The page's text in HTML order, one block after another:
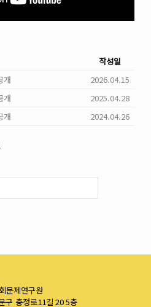
작성일
개
2026.04.15
개
2025.04.28
개
2024.04.26
문제연구원
구 충정로11길 20 5층